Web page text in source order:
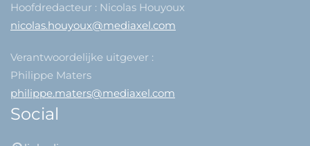
Hoofdredacteur : Nicolas Houyoux
nicolas.houyoux@mediaxel.com
Verantwoordelijke uitgever :
Philippe Maters
philippe.maters@mediaxel.com
Social